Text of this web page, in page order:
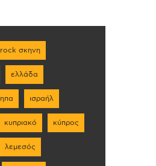
rock σκηνη
ελλάδα
ηπα ισραήλ
κυπριακό κύπρος
λεμεσός